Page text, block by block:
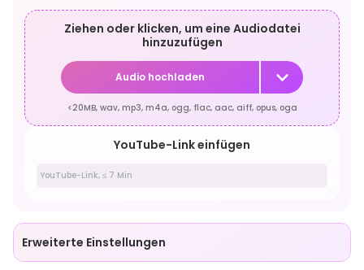
Ziehen oder klicken, um eine Audiodatei
hinzuzufügen
Audio hochladen
<20MB, wav, mp3, m4a, ogg, flac, aac, aiff, opus, oga
YouTube-Link einfügen
Erweiterte Einstellungen